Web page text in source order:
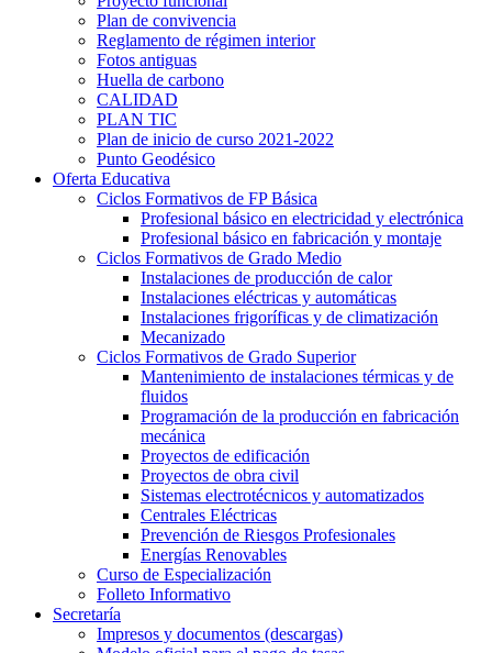
Plan de convivencia
Reglamento de régimen interior
Fotos antiguas
Huella de carbono
CALIDAD
PLAN TIC
Plan de inicio de curso 2021-2022
Punto Geodésico
Oferta Educativa
Ciclos Formativos de FP Básica
Profesional básico en electricidad y electrónica
Profesional básico en fabricación y montaje
Ciclos Formativos de Grado Medio
Instalaciones de producción de calor
Instalaciones eléctricas y automáticas
Instalaciones frigoríficas y de climatización
Mecanizado
Ciclos Formativos de Grado Superior
Mantenimiento de instalaciones térmicas y de
fluidos
Programación de la producción en fabricación
mecánica
Proyectos de edificación
Proyectos de obra civil
Sistemas electrotécnicos y automatizados
Centrales Eléctricas
Prevención de Riesgos Profesionales
Energías Renovables
Curso de Especialización
Folleto Informativo
Secretaría
Impresos y documentos (descargas)